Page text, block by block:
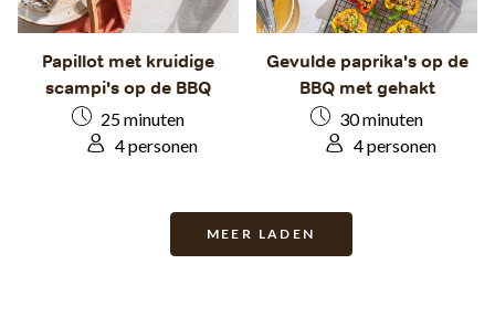
Papillot met kruidige
scampi's op de BBQ
25 minuten
4 personen
Gevulde paprika's op de
BBQ met gehakt
30 minuten
4 personen
MEER LADEN